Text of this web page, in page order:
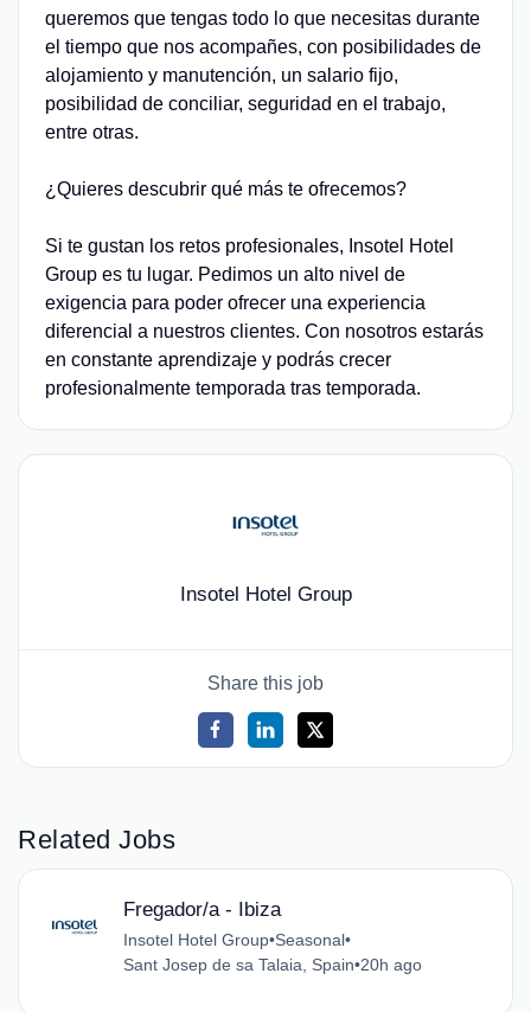
queremos que tengas todo lo que necesitas durante
el tiempo que nos acompañes, con posibilidades de
alojamiento y manutención, un salario fijo,
posibilidad de conciliar, seguridad en el trabajo,
entre otras.
¿Quieres descubrir qué más te ofrecemos?
Si te gustan los retos profesionales, Insotel Hotel
Group es tu lugar. Pedimos un alto nivel de
exigencia para poder ofrecer una experiencia
diferencial a nuestros clientes. Con nosotros estarás
en constante aprendizaje y podrás crecer
profesionalmente temporada tras temporada.
Insotel Hotel Group
Share this job
Related Jobs
Fregador/a - Ibiza
Insotel Hotel Group•Seasonal•
Sant Josep de sa Talaia, Spain•20h ago